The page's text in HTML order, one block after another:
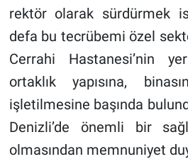
rektör olarak sürdürmek
defa bu tecrübemi özel
Cerrahi Hastanesi’nin
ortaklık yapısına,
işletilmesine başında
Denizli’de önemli bir
olmasından memnuniyet